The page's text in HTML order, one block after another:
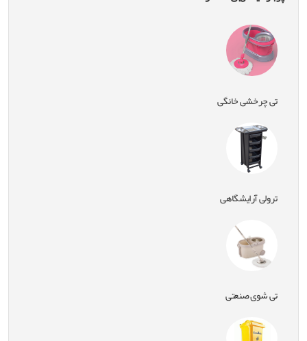
تی چرخشی خانگی
ترولی آرایشگاهی
تی شوی صنعتی